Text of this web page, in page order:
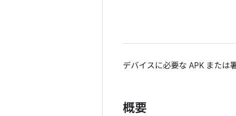
デバイスに必要な APK または
概要